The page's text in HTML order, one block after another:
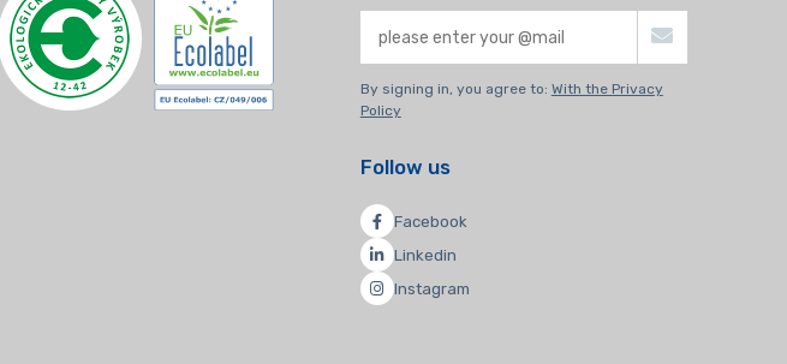
By signing in, you agree to: With the Privacy
Policy
Follow us
Facebook
Linkedin
Instagram